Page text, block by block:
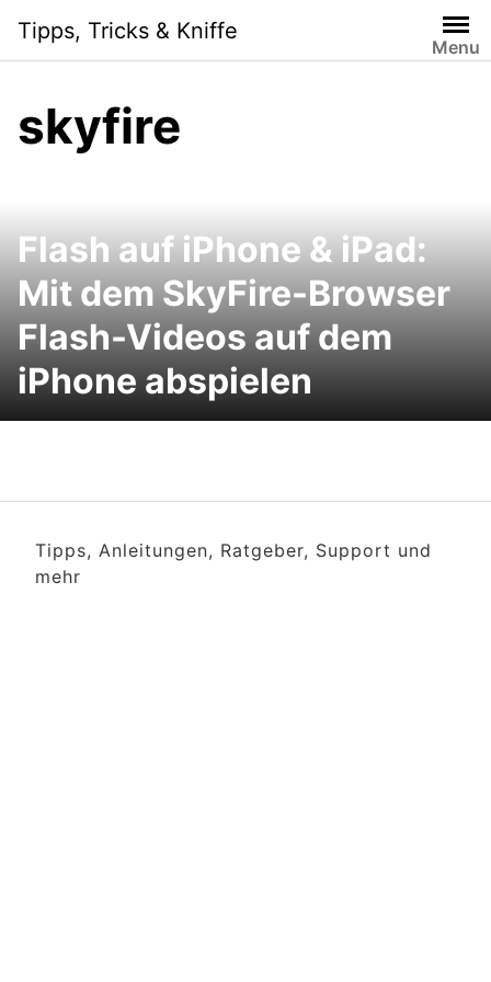
content
Tipps, Tricks & Kniffe
Menu
skyfire
Flash auf iPhone & iPad:
Mit dem SkyFire-Browser
Flash-Videos auf dem
iPhone abspielen
Tipps, Anleitungen, Ratgeber, Support und
mehr